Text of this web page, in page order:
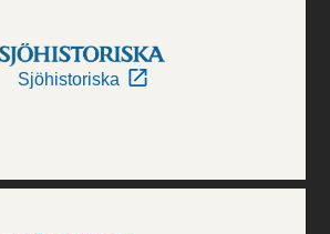
Sjöhistoriska